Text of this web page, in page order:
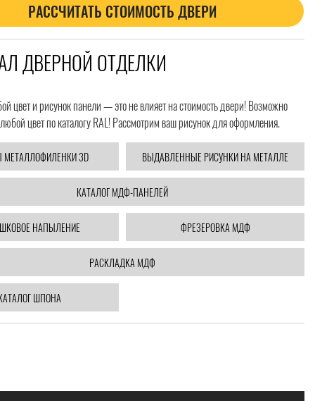
РАССЧИТАТЬ СТОИМОСТЬ ДВЕРИ
ДВЕРНОЙ ОТДЕЛКИ
цвет и рисунок панели — это не влияет на стоимость двери! Возможно
цвет по каталогу RAL! Рассмотрим ваш рисунок для оформления.
МЕТАЛЛОФИЛЕНКИ 3D ВЫДАВЛЕННЫЕ РИСУНКИ НА МЕТАЛЛЕ
КАТАЛОГ МДФ-ПАНЕЛЕЙ
НАПЫЛЕНИЕ ФРЕЗЕРОВКА МДФ
РАСКЛАДКА МДФ
ШПОНА